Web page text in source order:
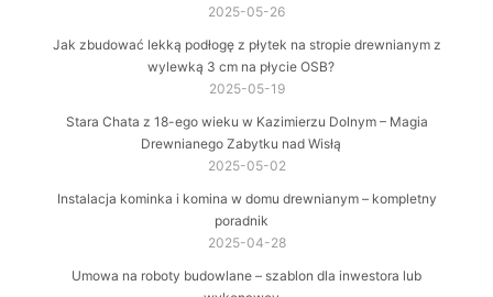
2025-05-26
Jak zbudować lekką podłogę z płytek na stropie drewnianym z
wylewką 3 cm na płycie OSB?
2025-05-19
Stara Chata z 18-ego wieku w Kazimierzu Dolnym – Magia
Drewnianego Zabytku nad Wisłą
2025-05-02
Instalacja kominka i komina w domu drewnianym – kompletny
poradnik
2025-04-28
Umowa na roboty budowlane – szablon dla inwestora lub